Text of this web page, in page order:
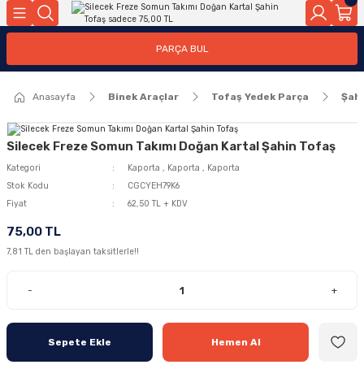
Geri Dön
Geri Dön
PARÇA BUL
Anasayfa Binek Araçlar Tofaş Yedek Parça
Silecek Freze Somun Takımı Doğan Kartal Şahin Tofaş
Kategori Kaporta , Kaporta , Kaporta
Stok Kodu
CGCYEH79K6
Fiyat
62,50 TL + KDV
75,00 TL
7,81 TL den başlayan taksitlerle!!
- +
Sepete Ekle Hemen Al